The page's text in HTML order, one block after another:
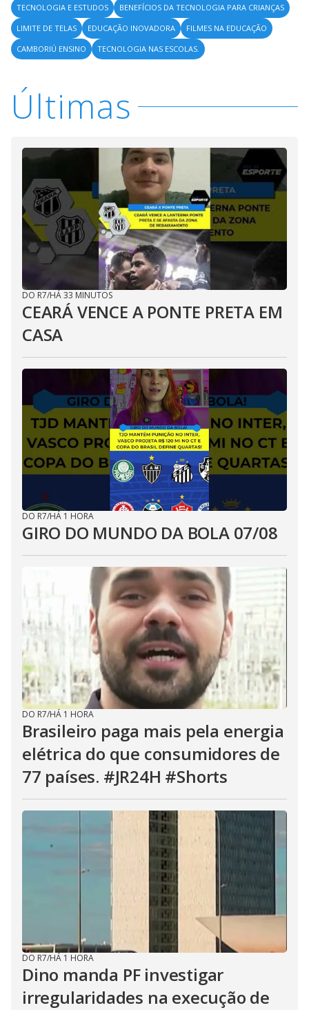
TECNOLOGIA E ESTUDOS
BENEFÍCIOS DA TECNOLOGIA PARA CRIANÇAS
LIMITE DE TELAS
EDUCAÇÃO INOVADORA
FILMES NA EDUCAÇÃO
CAMBORIÚ ENSINO
TECNOLOGIA NAS ESCOLAS.
Últimas
DO R7/HÁ 33 MINUTOS
CEARÁ VENCE A PONTE PRETA EM
CASA
DO R7/HÁ 1 HORA
GIRO DO MUNDO DA BOLA 07/08
DO R7/HÁ 1 HORA
Brasileiro paga mais pela energia
elétrica do que consumidores de
77 países. #JR24H #Shorts
DO R7/HÁ 1 HORA
Dino manda PF investigar
irregularidades na execução de